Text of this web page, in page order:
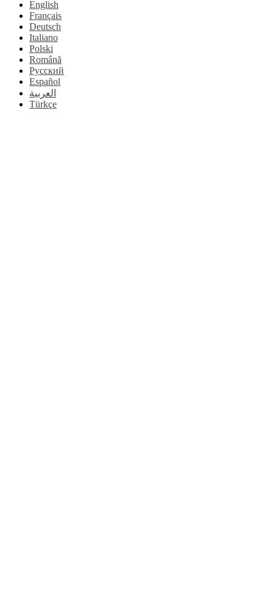
English
Français
Deutsch
Italiano
Polski
Română
Русский
Español
العربية
Türkçe